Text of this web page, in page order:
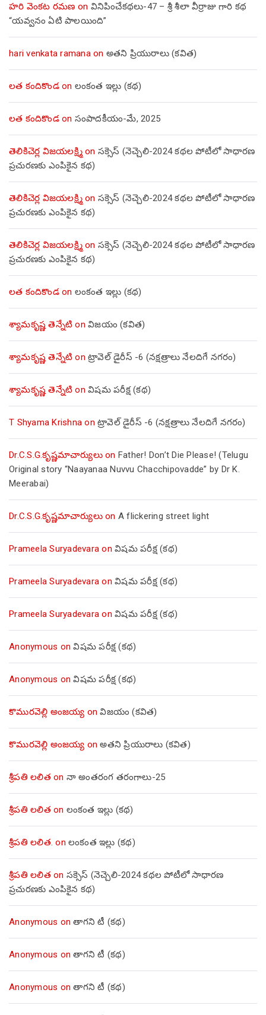
హరి వెంకట రమణ on వినిపించేకథలు-47 – శ్రీ శీలా వీర్రాజు గారి కథ
“యవ్వనం ఏటి పాలయింది”
hari venkata ramanaon అతని ప్రియురాలు (కవిత)
లత కందికొండon లంకంత ఇల్లు (కథ)
లత కందికొండon సంపాదకీయం-మే, 2025
తెలికిచెర్ల విజయలక్ష్మిon సక్సెస్ (నెచ్చెలి-2024 కథల పోటీలో సాధారణ
ప్రచురణకు ఎంపికైన కథ)
తెలికిచెర్ల విజయలక్ష్మిon సక్సెస్ (నెచ్చెలి-2024 కథల పోటీలో సాధారణ
ప్రచురణకు ఎంపికైన కథ)
తెలికిచెర్ల విజయలక్ష్మిon సక్సెస్ (నెచ్చెలి-2024 కథల పోటీలో సాధారణ
ప్రచురణకు ఎంపికైన కథ)
లత కందికొండon లంకంత ఇల్లు (కథ)
శ్యామకృష్ణ తెన్నేటి on విజయం (కవిత)
శ్యామకృష్ణ తెన్నేటి on ట్రావెల్ డైరీస్ -6 (నక్షత్రాలు నేలదిగే నగరం)
శ్యామకృష్ణ తెన్నేటి on విషమ పరీక్ష (క‌థ‌)
T Shyama Krishna on ట్రావెల్ డైరీస్ -6 (నక్షత్రాలు నేలదిగే నగరం)
Dr.C.S.G.కృష్ణమాచార్యులుon Father! Don’t Die Please! (Telugu
Original story “Naayanaa Nuvvu Chacchipovadde” by Dr K.
Meerabai)
Dr.C.S.G.కృష్ణమాచార్యులుon A flickering street light
Prameela Suryadevara on విషమ పరీక్ష (క‌థ‌)
Prameela Suryadevara on విషమ పరీక్ష (క‌థ‌)
Prameela Suryadevara on విషమ పరీక్ష (క‌థ‌)
Anonymous onవిషమ పరీక్ష (క‌థ‌)
Anonymous onవిషమ పరీక్ష (క‌థ‌)
కొమురవెల్లి అంజయ్య onవిజయం (కవిత)
కొమురవెల్లి అంజయ్య onఅతని ప్రియురాలు (కవిత)
శ్రీపతి లలిత on నా అంతరంగ తరంగాలు-25
శ్రీపతి లలిత on లంకంత ఇల్లు (కథ)
శ్రీపతి లలిత. on లంకంత ఇల్లు (కథ)
శ్రీపతి లలిత on సక్సెస్ (నెచ్చెలి-2024 కథల పోటీలో సాధారణ
ప్రచురణకు ఎంపికైన కథ)
Anonymous onతాగని టీ (కథ)
Anonymous onతాగని టీ (కథ)
Anonymous onతాగని టీ (కథ)